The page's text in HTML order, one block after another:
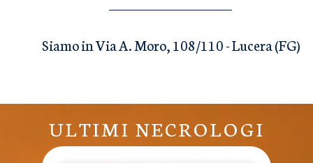
Siamo in Via A. Moro, 108/110 - Lucera (FG)
ULTIMI NECROLOGI